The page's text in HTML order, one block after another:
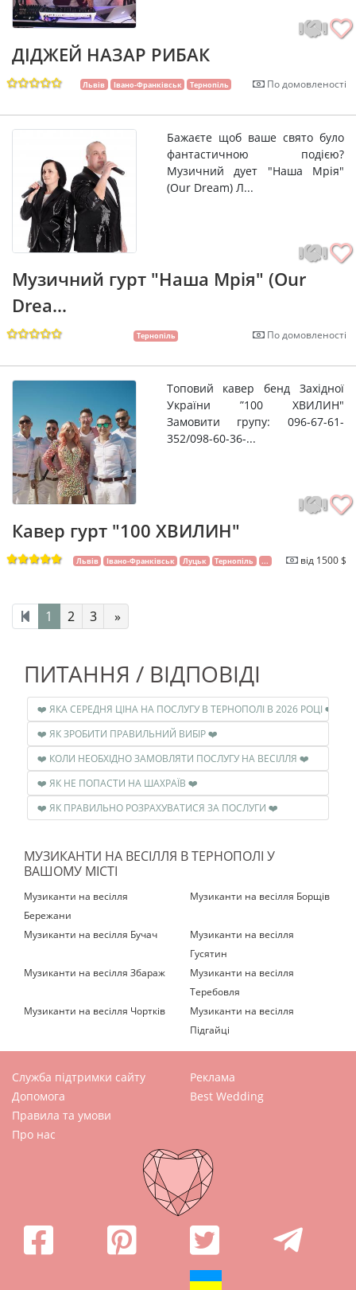
ДІДЖЕЙ НАЗАР РИБАК
Львів Івано-Франківськ Тернопіль По домовленості
Бажаєте щоб ваше свято було
фантастичною подією?
Музичний дует "Наша Мрія"
(Our Dream) Л...
Музичний гурт "Наша Мрія" (Our
Drea...
Тернопіль По домовленості
Топовий кавер бенд Західної
України ”100 ХВИЛИН"
Замовити групу: 096-67-61-
352/098-60-36-...
Кавер гурт "100 ХВИЛИН"
Львів Івано-Франківськ Луцьк Тернопіль ... від 1500 $
1 2 3 »
ПИТАННЯ / ВІДПОВІДІ
❤️ ЯКА СЕРЕДНЯ ЦІНА НА ПОСЛУГУ В ТЕРНОПОЛІ В 2026 РОЦІ ❤️
❤️ ЯК ЗРОБИТИ ПРАВИЛЬНИЙ ВИБІР ❤️
❤️ КОЛИ НЕОБХІДНО ЗАМОВЛЯТИ ПОСЛУГУ НА ВЕСІЛЛЯ ❤️
❤️ ЯК НЕ ПОПАСТИ НА ШАХРАЇВ ❤️
❤️ ЯК ПРАВИЛЬНО РОЗРАХУВАТИСЯ ЗА ПОСЛУГИ ❤️
МУЗИКАНТИ НА ВЕСІЛЛЯ В ТЕРНОПОЛІ У
ВАШОМУ МІСТІ
Музиканти на весілля
Бережани
Музиканти на весілля Борщів
Музиканти на весілля Бучач
Музиканти на весілля
Гусятин
Музиканти на весілля Збараж
Музиканти на весілля
Теребовля
Музиканти на весілля Чортків
Музиканти на весілля
Підгайці
Служба підтримки сайту
Допомога
Правила та умови
Про нас
Реклама
Best Wedding